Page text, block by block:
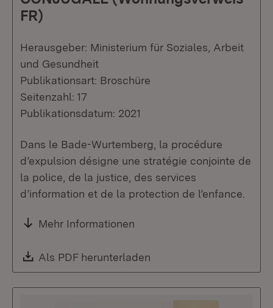
FR)
Herausgeber: Ministerium für Soziales, Arbeit
und Gesundheit
Publikationsart: Broschüre
Seitenzahl: 17
Publikationsdatum: 2021
Dans le Bade-Wurtemberg, la procédure
d’expulsion désigne une stratégie conjointe de
la police, de la justice, des services
d’information et de la protection de l’enfance.
Mehr Informationen
Download:
Als PDF herunterladen